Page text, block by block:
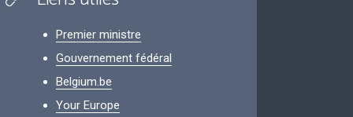
Premier ministre
Gouvernement fédéral
Belgium.be
Your Europe